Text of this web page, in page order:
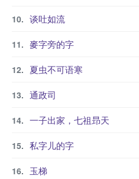
谈吐如流
麥字旁的字
夏虫不可语寒
通政司
一子出家，七祖昻天
私字儿的字
玉梯